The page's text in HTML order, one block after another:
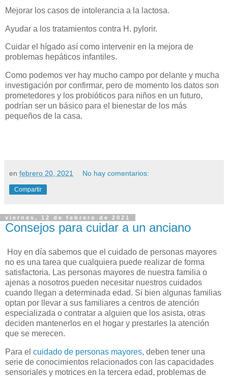
Mejorar los casos de intolerancia a la lactosa.
Ayudar a los tratamientos contra H. pylorir.
Cuidar el hígado así como intervenir en la mejora de
problemas hepáticos infantiles.
Como podemos ver hay mucho campo por delante y mucha
investigación por confirmar, pero de momento los datos son
prometedores y los probióticos para niños en un futuro,
podrían ser un básico para el bienestar de los más
pequeños de la casa.
en febrero 20, 2021 No hay comentarios:
Compartir
viernes, 12 de febrero de 2021
Consejos para cuidar a un anciano
Hoy en día sabemos que el cuidado de personas mayores
no es una tarea que cualquiera puede realizar de forma
satisfactoria. Las personas mayores de nuestra familia o
ajenas a nosotros pueden necesitar nuestros cuidados
cuando llegan a determinada edad. Si bien algunas familias
optan por llevar a sus familiares a centros de atención
especializada o contratar a alguien que los asista, otras
deciden mantenerlos en el hogar y prestarles la atención
que se merecen.
Para el cuidado de personas mayores, deben tener una
serie de conocimientos relacionados con las capacidades
sensoriales y motrices en la tercera edad, problemas de